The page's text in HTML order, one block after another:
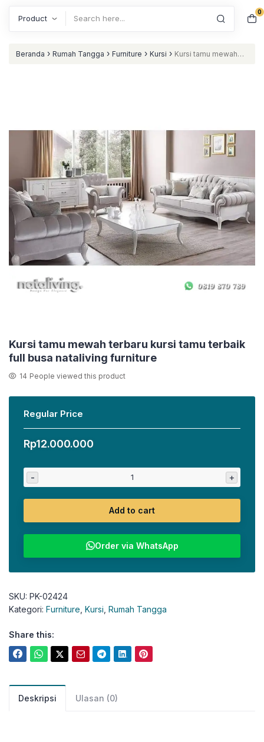
0
Beranda › Rumah Tangga › Furniture › Kursi › Kursi tamu mewah
Kursi tamu mewah terbaru kursi tamu terbaik
full busa nataliving furniture
14 People viewed this product
Regular Price
Rp12.000.000
- +
Add to cart
Order via WhatsApp
SKU: PK-02424
Kategori: Furniture Kursi Rumah Tangga
Share this:
Deskripsi Ulasan (0)